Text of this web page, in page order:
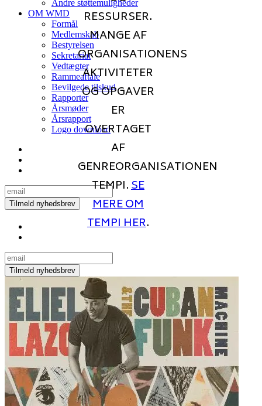
Andre støttemuligheder
OM WMD
Formål
Medlemskab
Bestyrelsen
Sekretariat
Vedtægter
Rammeaftale
Bevilgede tilskud
Rapporter
Årsmøder
Årsrapport
Logo download
RESSURSER.
MANGE AF
ORGANISATIONENS
AKTIVITETER
OG OPGAVER
ER
OVERTAGET
AF
GENREORGANISATIONEN
TEMPI.SE
MERE OM
TEMPI HER.